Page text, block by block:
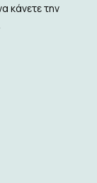
κάνετε την